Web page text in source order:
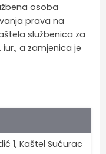
osoba
prava na
službenica za
a zamjenica je
1, Kaštel Sućurac